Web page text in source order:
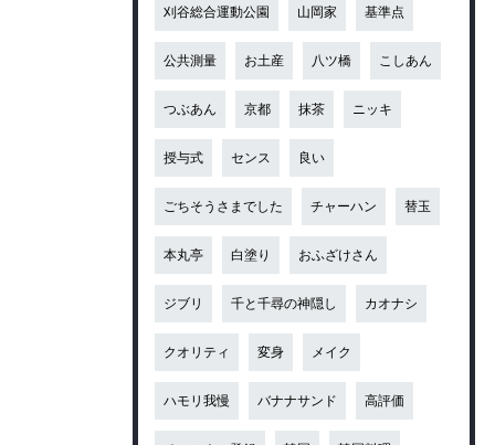
刈谷総合運動公園 山岡家 基準点
公共測量 お土産 八ツ橋 こしあん
つぶあん 京都 抹茶 ニッキ
授与式 センス 良い
ごちそうさまでした チャーハン 替玉
本丸亭 白塗り おふざけさん
ジブリ 千と千尋の神隠し カオナシ
クオリティ 変身 メイク
ハモリ我慢 バナナサンド 高評価